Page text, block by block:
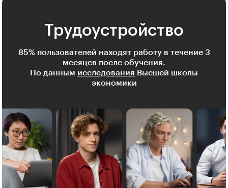
Трудоустройство
85% пользователей находят работу в течение 3
месяцев после обучения.
По данным исследования Высшей школы
экономики